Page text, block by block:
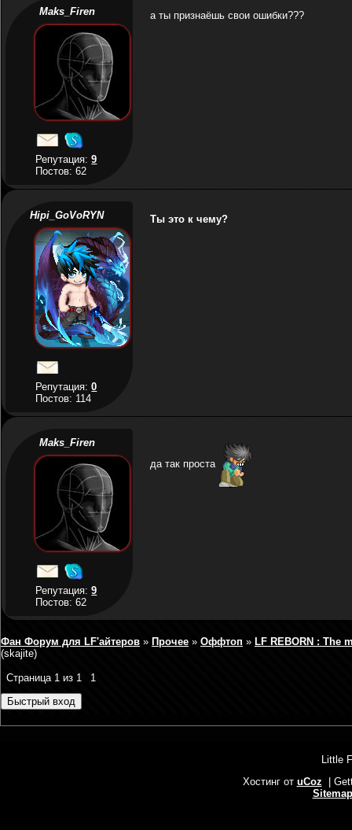
Maks_Firen
Репутация:9
Постов: 62
а ты признаёшь свои ошибки???
Hipi_GoVoRYN
Репутация:0
Постов: 114
Ты это к чему?
Maks_Firen
Репутация:9
Постов: 62
да так проста
Фан Форум для LF'айтеров » Прочее » Оффтоп » LF REBORN : The
(skajite)
Страница 1 из 1 1
Little
Хостинг от uCoz
|